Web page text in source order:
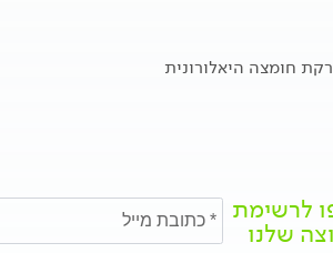
חומצה היאלורונית
לרשימת
שלנו